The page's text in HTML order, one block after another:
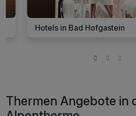
Hotels in Bad Hofgastein
Thermen Angebote in